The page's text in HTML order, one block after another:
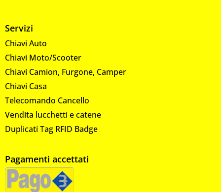
Servizi
Chiavi Auto
Chiavi Moto/Scooter
Chiavi Camion, Furgone, Camper
Chiavi Casa
Telecomando Cancello
Vendita lucchetti e catene
Duplicati Tag RFID Badge
Pagamenti accettati